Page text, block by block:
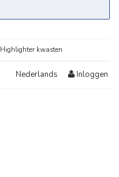
Highlighter kwasten
Nederlands Inloggen